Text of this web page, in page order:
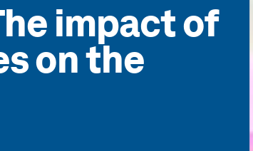
impact of
on the